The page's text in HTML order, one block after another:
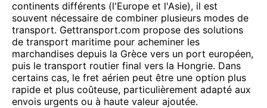
continents différents (l'Europe et l'Asie), il est
souvent nécessaire de combiner plusieurs modes de
transport. Gettransport.com propose des solutions
de transport maritime pour acheminer les
marchandises depuis la Grèce vers un port européen,
puis le transport routier final vers la Hongrie. Dans
certains cas, le fret aérien peut être une option plus
rapide et plus coûteuse, particulièrement adapté aux
envois urgents ou à haute valeur ajoutée.